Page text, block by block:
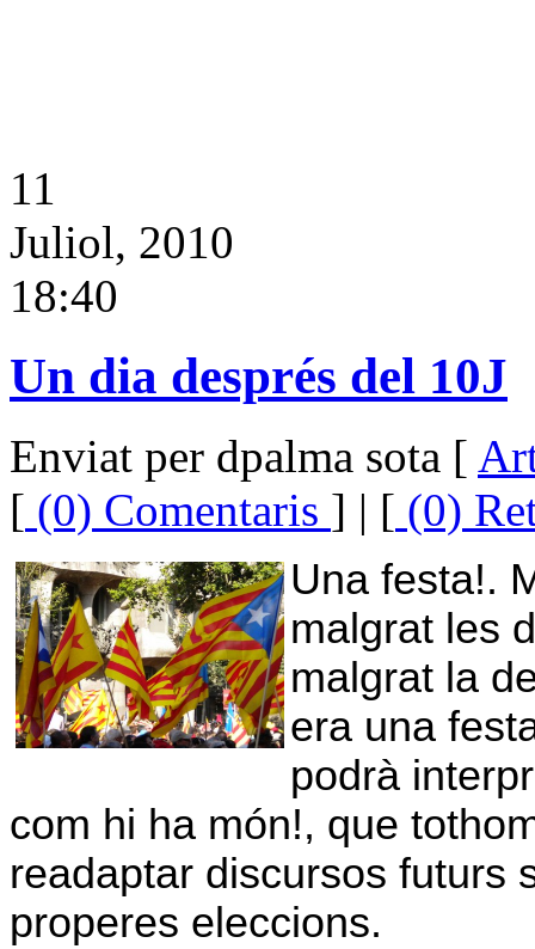
11
Juliol, 2010
18:40
Un dia després del 10J
Enviat per dpalma sota [
[ (0) Comentaris ] | [ (0)
Una festa!.
malgrat les
malgrat la
era una
podrà
com hi ha món!, que
readaptar discursos futurs
properes eleccions.